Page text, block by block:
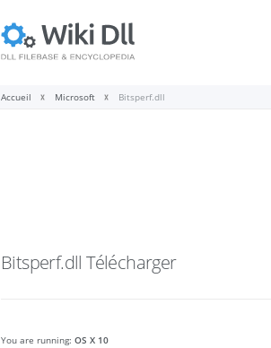
Accueil Microsoft Bitsperf.dll
Bitsperf.dll Télécharger
You are running: OS X 10